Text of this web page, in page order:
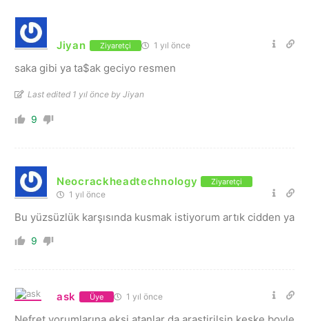
Jiyan Ziyaretçi 1 yıl önce
saka gibi ya ta$ak geciyo resmen
Last edited 1 yıl önce by Jiyan
9
Neocrackheadtechnology Ziyaretçi
1 yıl önce
Bu yüzsüzlük karşısında kusmak istiyorum artık cidden ya
9
ask Üye 1 yıl önce